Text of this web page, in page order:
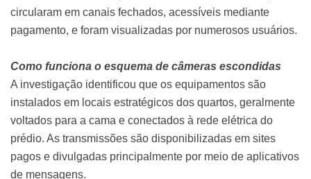
circularam em canais fechados, acessíveis mediante
pagamento, e foram visualizadas por numerosos usuários.
Como funciona o esquema de câmeras escondidas
A investigação identificou que os equipamentos são
instalados em locais estratégicos dos quartos, geralmente
voltados para a cama e conectados à rede elétrica do
prédio. As transmissões são disponibilizadas em sites
pagos e divulgadas principalmente por meio de aplicativos
de mensagens.